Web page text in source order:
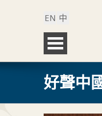
EN 中
好聲中